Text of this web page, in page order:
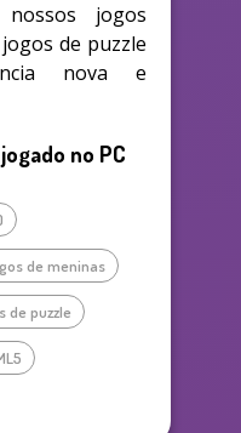
jogos
de puzzle
nova e
no PC
de meninas
de puzzle